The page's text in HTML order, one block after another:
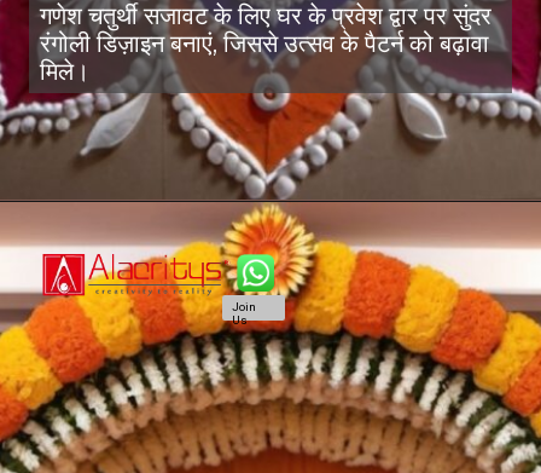
गणेश चतुर्थी सजावट के लिए घर के प्रवेश द्वार पर सुंदर
रंगोली डिज़ाइन बनाएं, जिससे उत्सव के पैटर्न को बढ़ावा
मिले।
Join
Us